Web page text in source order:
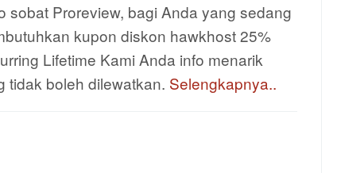
sobat Proreview, bagi Anda yang sedang
kupon diskon hawkhost 25%
Lifetime Kami Anda info menarik
tidak boleh dilewatkan. Selengkapnya..